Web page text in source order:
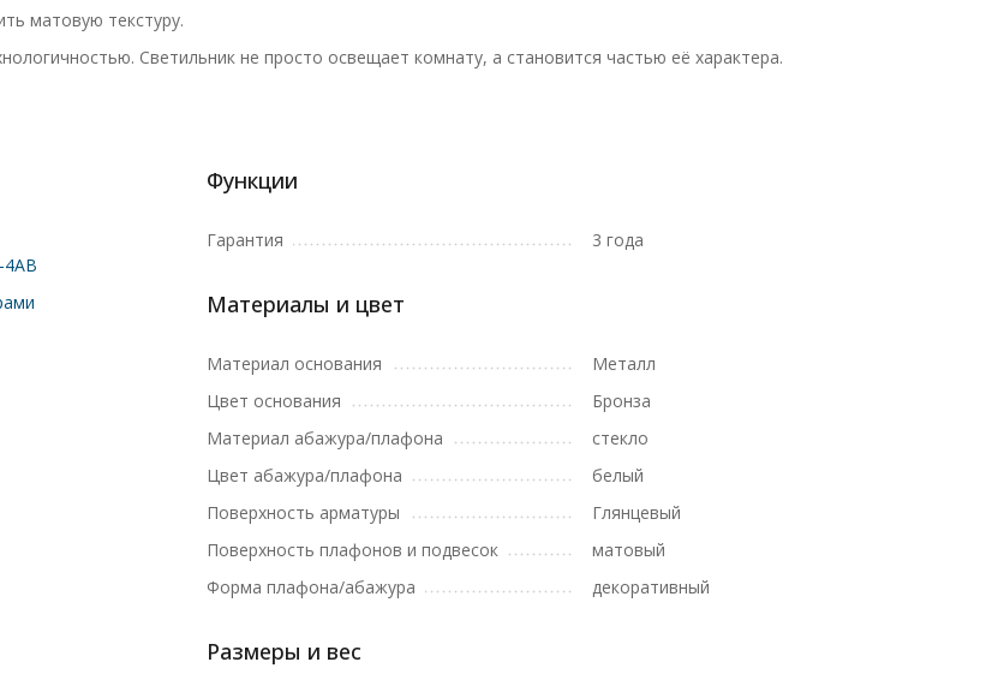
матовую текстуру.
Светильник не просто освещает комнату, а становится частью её характера.
4AB
Функции
Гарантия 3 года
Материалы и цвет
Материал основания
Металл
Цвет основания
Бронза
Материал абажура/плафона
стекло
Цвет абажура/плафона
белый
Поверхность арматуры
Глянцевый
Поверхность плафонов и подвесок
матовый
Форма плафона/абажура
декоративный
Размеры и вес